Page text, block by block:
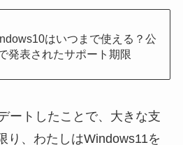
はいつまで使える？公
発表されたサポート期限
ートしたことで、大きな支
り、わたしはWindows11を